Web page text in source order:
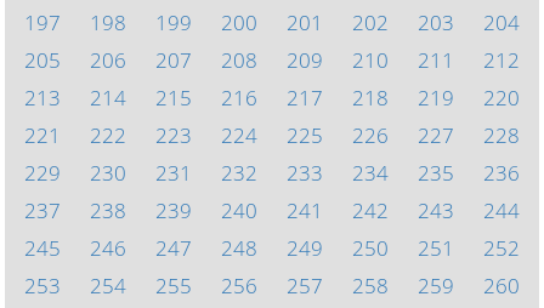
197
198 199 200 201 202 203
204
205
206 207 208 209 210 211
212
213
214 215 216 217 218 219
220
221
222 223 224 225 226 227
228
229
230 231 232 233 234 235
236
237
238 239 240 241 242 243
244
245
246 247 248 249 250 251
252
253
254 255 256 257 258 259
260